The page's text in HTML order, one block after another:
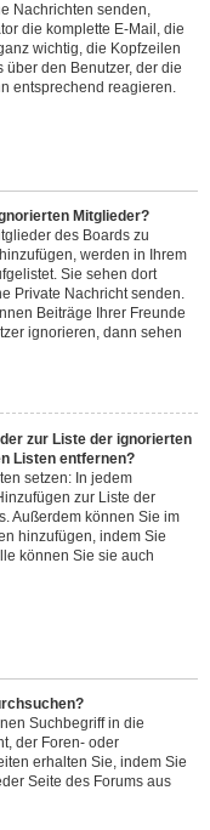
Nachrichten senden,
die komplette E-Mail, die
wichtig, die Kopfzeilen
den Benutzer, der die
entsprechend reagieren.
Mitglieder?
des Boards zu
werden in Ihrem
Sie sehen dort
Private Nachricht senden.
Beiträge Ihrer Freunde
ignorieren, dann sehen
zur Liste der ignorierten
Listen entfernen?
setzen: In jedem
zur Liste der
Außerdem können Sie im
hinzufügen, indem Sie
können Sie sie auch
Suchbegriff in die
der Foren- oder
erhalten Sie, indem Sie
Seite des Forums aus